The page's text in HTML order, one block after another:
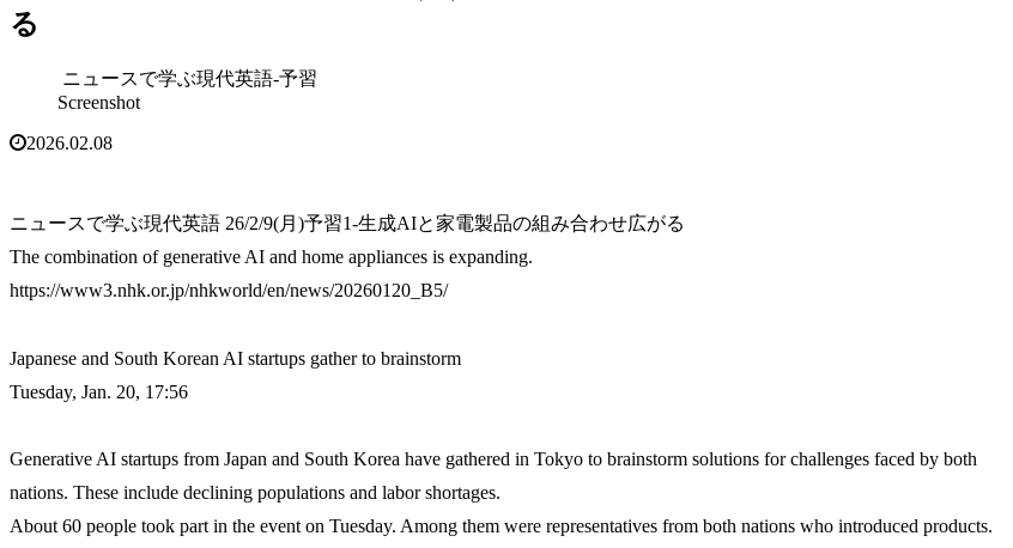
る
ニュースで学ぶ現代英語-予習
Screenshot
2026.02.08
ニュースで学ぶ現代英語 26/2/9(月)予習1-生成AIと家電製品の組み合わせ広がる
The combination of generative AI and home appliances is expanding.
https://www3.nhk.or.jp/nhkworld/en/news/20260120_B5/
Japanese and South Korean AI startups gather to brainstorm
Tuesday, Jan. 20, 17:56
Generative AI startups from Japan and South Korea have gathered in Tokyo to brainstorm solutions for challenges faced by both
nations. These include declining populations and labor shortages.
About 60 people took part in the event on Tuesday. Among them were representatives from both nations who introduced products.